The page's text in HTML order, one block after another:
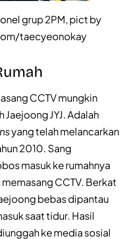
grup 2PM, pict by
taecyeonokay
CCTV mungkin
JYJ. Adalah
yang telah melancarkan
2010. Sang
masuk ke rumahnya
CCTV. Berkat
bebas dipantau
saat tidur. Hasil
ke media sosial